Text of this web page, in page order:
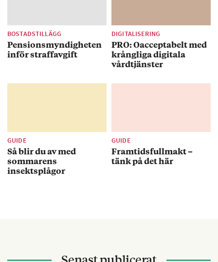
BOSTADSTILLÄGG
Pensionsmyndigheten
inför straffavgift
DIGITALISERING
PRO: Oacceptabelt med
krångliga digitala
vårdtjänster
GUIDE
Så blir du av med
sommarens
insektsplågor
GUIDE
Framtidsfullmakt –
tänk på det här